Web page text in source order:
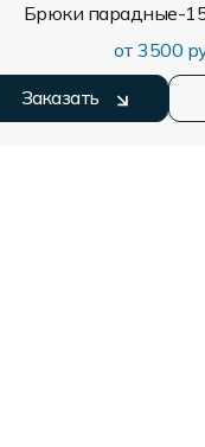
Брюки парадные-
от 3500
Заказать